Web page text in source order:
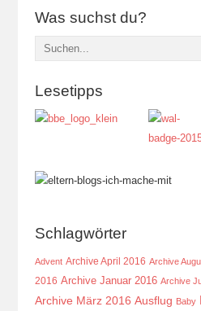
Was suchst du?
Lesetipps
Schlagwörter
Advent Archive April 2016 Archive
2016 Archive Januar 2016 Archive
Archive März 2016 Ausflug Baby